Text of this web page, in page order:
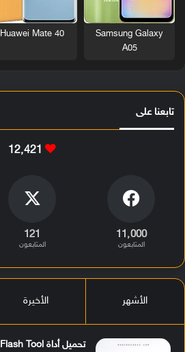
Samsung Galaxy
A05
Huawei Mate 40
تابعنا على
12٬421
11٬000
المتابعون
121
المتابعون
الأشهر الأخيرة